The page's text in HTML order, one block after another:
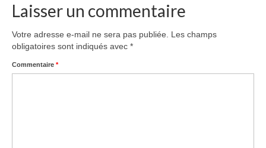
Laisser un commentaire
Votre adresse e-mail ne sera pas publiée.
Les champs
obligatoires sont indiqués avec *
Commentaire *